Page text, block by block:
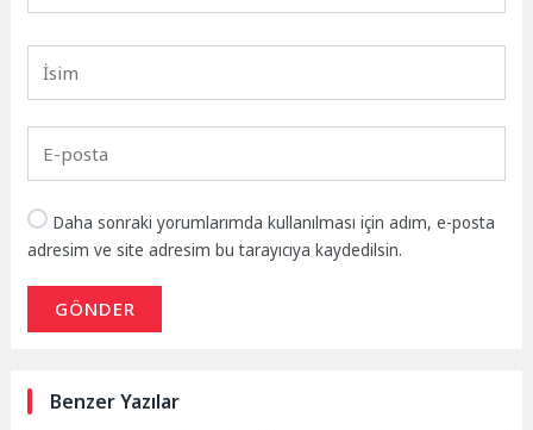
Daha sonraki yorumlarımda kullanılması için adım, e-posta
adresim ve site adresim bu tarayıcıya kaydedilsin.
GÖNDER
Benzer Yazılar